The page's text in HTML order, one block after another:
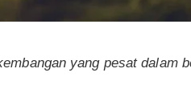
yang pesat dalam